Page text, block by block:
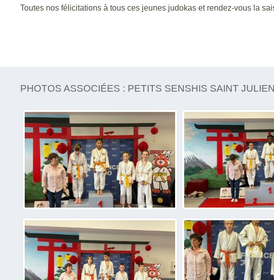
Toutes nos félicitations à tous ces jeunes judokas et rendez-vous la
PHOTOS ASSOCIÉES : PETITS SENSHIS SAINT JULIEN